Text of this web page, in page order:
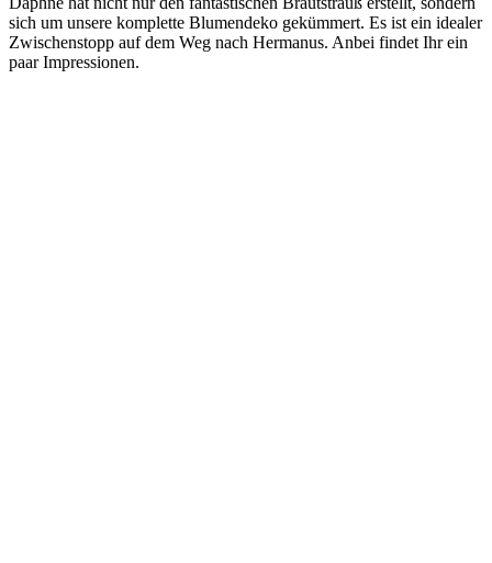
sich um unsere komplette Blumendeko gekümmert. Es ist ein idealer
Zwischenstopp auf dem Weg nach Hermanus. Anbei findet Ihr ein
paar Impressionen.